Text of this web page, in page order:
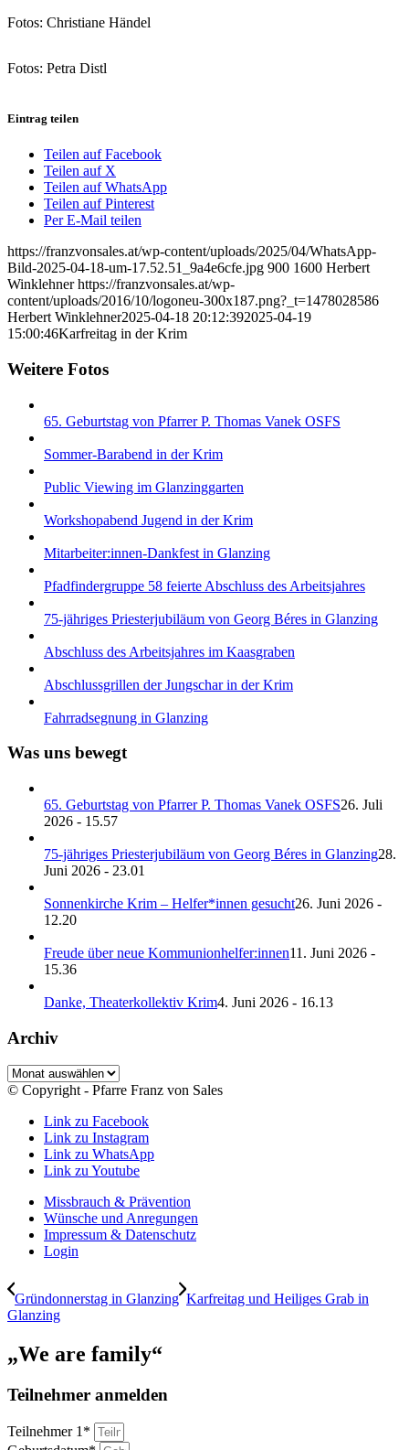
Fotos: Christiane Händel
Fotos: Petra Distl
Eintrag teilen
Teilen auf Facebook
Teilen auf X
Teilen auf WhatsApp
Teilen auf Pinterest
Per E-Mail teilen
https://franzvonsales.at/wp-content/uploads/2025/04/WhatsApp-
Bild-2025-04-18-um-17.52.51_9a4e6cfe.jpg 900 1600 Herbert
Winklehner https://franzvonsales.at/wp-
content/uploads/2016/10/logoneu-300x187.png?_t=1478028586
Herbert Winklehner2025-04-18 20:12:392025-04-19
15:00:46Karfreitag in der Krim
Weitere Fotos
65. Geburtstag von Pfarrer P. Thomas Vanek OSFS
Sommer-Barabend in der Krim
Public Viewing im Glanzinggarten
Workshopabend Jugend in der Krim
Mitarbeiter:innen-Dankfest in Glanzing
Pfadfindergruppe 58 feierte Abschluss des Arbeitsjahres
75-jähriges Priesterjubiläum von Georg Béres in Glanzing
Abschluss des Arbeitsjahres im Kaasgraben
Abschlussgrillen der Jungschar in der Krim
Fahrradsegnung in Glanzing
Was uns bewegt
65. Geburtstag von Pfarrer P. Thomas Vanek OSFS26. Juli
2026 - 15.57
75-jähriges Priesterjubiläum von Georg Béres in Glanzing28.
Juni 2026 - 23.01
Sonnenkirche Krim – Helfer*innen gesucht26. Juni 2026 -
12.20
Freude über neue Kommunionhelfer:innen11. Juni 2026 -
15.36
Danke, Theaterkollektiv Krim4. Juni 2026 - 16.13
Archiv
Archiv
© Copyright - Pfarre Franz von Sales
Link zu Facebook
Link zu Instagram
Link zu WhatsApp
Link zu Youtube
Missbrauch & Prävention
Wünsche und Anregungen
Impressum & Datenschutz
Login
Gründonnerstag in Glanzing Karfreitag und Heiliges Grab in
Glanzing
„We are family“
Teilnehmer anmelden
Teilnehmer 1*